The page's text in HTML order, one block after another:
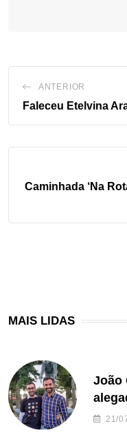
ANTERIOR
Faleceu Etelvina
Caminhada ‘Na
MAIS LIDAS
João
de21/